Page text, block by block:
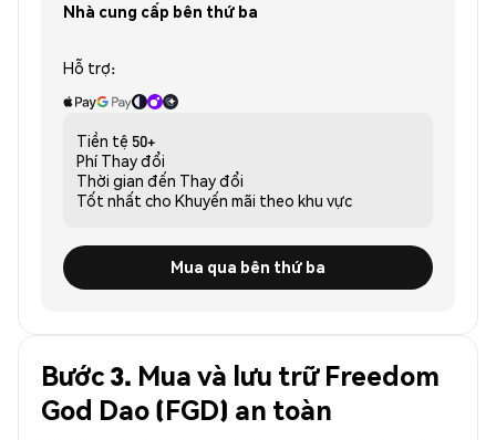
Nhà cung cấp bên thứ ba
Hỗ trợ:
Tiền tệ 50+
Phí Thay đổi
Thời gian đến Thay đổi
Tốt nhất cho Khuyến mãi theo khu vực
Mua qua bên thứ ba
Bước 3. Mua và lưu trữ Freedom
God Dao (FGD) an toàn